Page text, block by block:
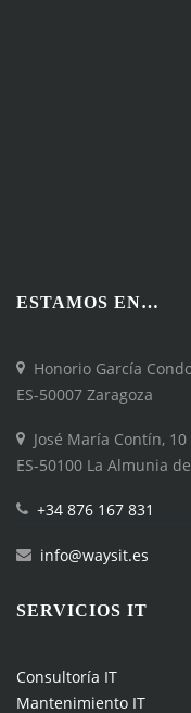
ESTAMOS EN…
Honorio García
ES-50007 Zaragoza
José María Contín, 10
ES-50100 La Almunia
+34 876 167 831
info@waysit.es
SERVICIOS IT
Consultoría IT
Mantenimiento IT